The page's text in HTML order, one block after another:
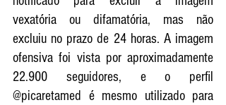
vexatória ou difamatória, mas não
excluiu no prazo de 24 horas. A imagem
ofensiva foi vista por aproximadamente
22.900 seguidores, e o perfil
@picaretamed é mesmo utilizado para